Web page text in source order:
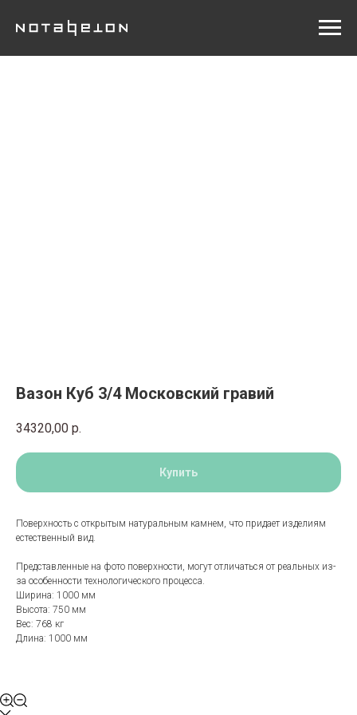
Вазон Куб 3/4 Московский гравий
34320,00 р.
Купить
Поверхность с открытым натуральным камнем, что придает изделиям
естественный вид.
Представленные на фото поверхности, могут отличаться от реальных из-
за особенности технологического процесса.
Ширина: 1000 мм
Высота: 750 мм
Вес: 768 кг
Длина: 1000 мм